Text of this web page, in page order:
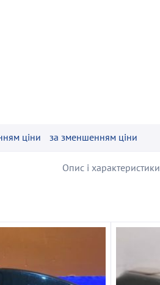
ціни за зменшенням ціни
Опис і характеристики